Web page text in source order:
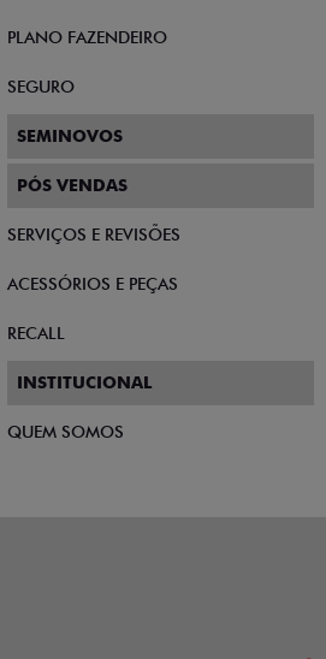
PLANO FAZENDEIRO
SEGURO
SEMINOVOS
PÓS VENDAS
SERVIÇOS E REVISÕES
ACESSÓRIOS E PEÇAS
RECALL
INSTITUCIONAL
QUEM SOMOS